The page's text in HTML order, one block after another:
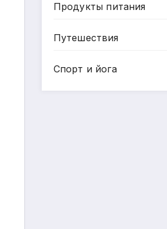
Продукты питания
Путешествия
Спорт и йога